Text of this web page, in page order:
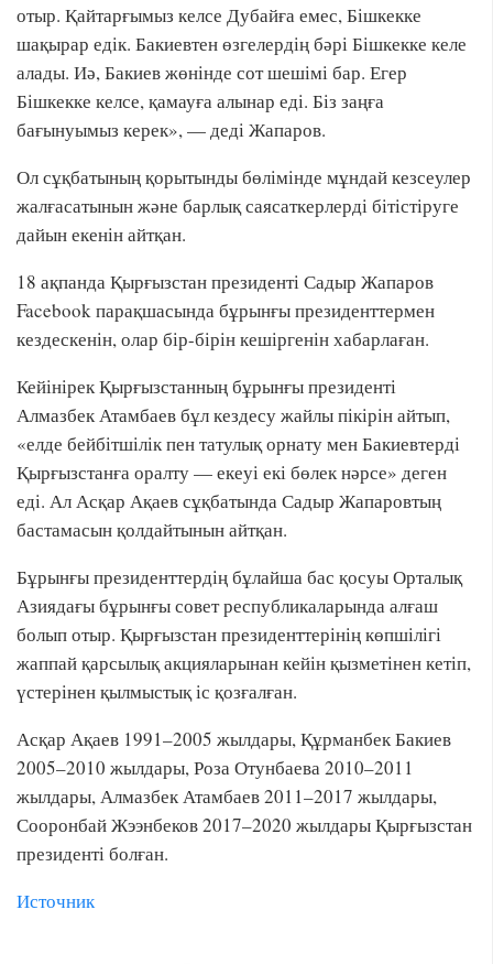
отыр. Қайтарғымыз келсе Дубайға емес, Бішкекке
шақырар едік. Бакиевтен өзгелердің бәрі Бішкекке келе
алады. Иә, Бакиев жөнінде сот шешімі бар. Егер
Бішкекке келсе, қамауға алынар еді. Біз заңға
бағынуымыз керек», — деді Жапаров.
Ол сұқбатының қорытынды бөлімінде мұндай кезсеулер
жалғасатынын және барлық саясаткерлерді бітістіруге
дайын екенін айтқан.
18 ақпанда Қырғызстан президенті Садыр Жапаров
Facebook парақшасында бұрынғы президенттермен
кездескенін, олар бір-бірін кешіргенін хабарлаған.
Кейінірек Қырғызстанның бұрынғы президенті
Алмазбек Атамбаев бұл кездесу жайлы пікірін айтып,
«елде бейбітшілік пен татулық орнату мен Бакиевтерді
Қырғызстанға оралту — екеуі екі бөлек нәрсе» деген
еді. Ал Асқар Ақаев сұқбатында Садыр Жапаровтың
бастамасын қолдайтынын айтқан.
Бұрынғы президенттердің бұлайша бас қосуы Орталық
Азиядағы бұрынғы совет республикаларында алғаш
болып отыр. Қырғызстан президенттерінің көпшілігі
жаппай қарсылық акцияларынан кейін қызметінен кетіп,
үстерінен қылмыстық іс қозғалған.
Асқар Ақаев 1991–2005 жылдары, Құрманбек Бакиев
2005–2010 жылдары, Роза Отунбаева 2010–2011
жылдары, Алмазбек Атамбаев 2011–2017 жылдары,
Сооронбай Жээнбеков 2017–2020 жылдары Қырғызстан
президенті болған.
Источник